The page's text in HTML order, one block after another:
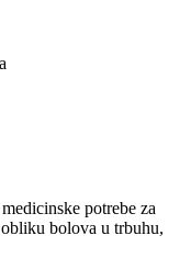
potrebe za
bolova u trbuhu,